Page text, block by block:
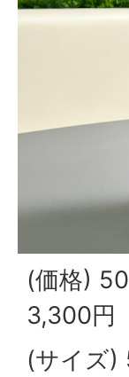
(価格)
3,300円
(サイズ)